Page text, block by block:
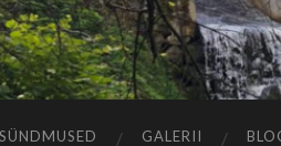
SÜNDMUSED GALERII